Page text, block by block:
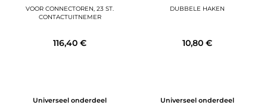
VOOR CONNECTOREN, 23 ST.
CONTACTUITNEMER
116,40 €
Universeel onderdeel
DUBBELE HAKEN
10,80 €
Universeel onderdeel